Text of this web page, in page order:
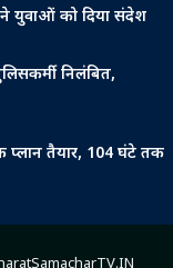
ने युवाओं को दिया संदेश
निलंबित,
प्लान तैयार, 104 घंटे तक